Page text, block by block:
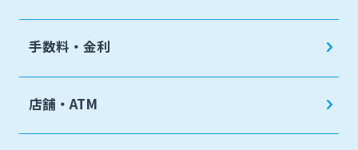
手数料・金利
店舗・ATM